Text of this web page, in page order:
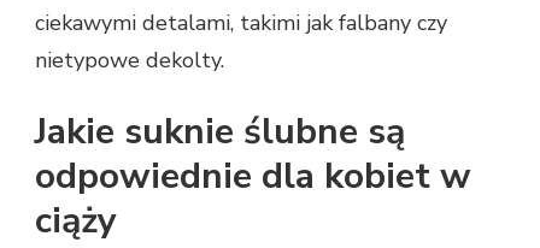
ciekawymi detalami, takimi jak falbany czy
nietypowe dekolty.
Jakie suknie ślubne są
odpowiednie dla kobiet w
ciąży